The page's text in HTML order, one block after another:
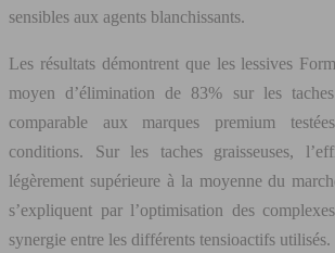
sensibles aux agents blanchissants.
Les résultats démontrent que les lessives
moyen d’élimination de 83% sur les
comparable aux marques premium
conditions. Sur les taches graisseuses,
légèrement supérieure à la moyenne du
s’expliquent par l’optimisation des
synergie entre les différents tensioactifs utilisés.